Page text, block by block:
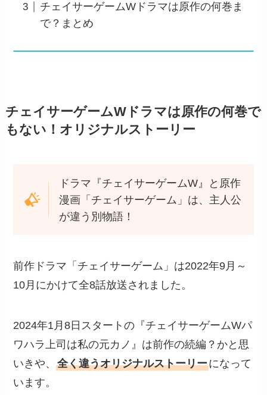
チェイサーゲームWドラマは原作の何巻ま
で？まとめ
チェイサーゲームWドラマは原作の何巻で
もない！オリジナルストーリー
ドラマ『チェイサーゲームW』と原作
漫画「チェイサーゲーム」は、主人公
が違う別物語！
前作ドラマ「チェイサーゲーム」は2022年9月～
10月にかけて全8話放送されました。
2024年1月8日スタートの『チェイサーゲームWパ
ワハラ上司は私の元カノ』は前作の続編？かと思
いきや、全く違うオリジナルストーリーになって
います。